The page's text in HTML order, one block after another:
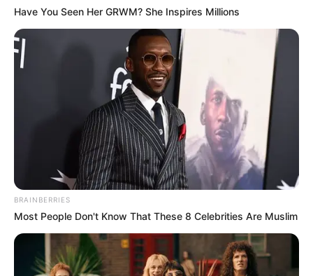
9. Ini salah satu contoh memberikan satu tema
khusus untuk catatan, warna oranye bisa
digabungkan dengan kuning
Have You Seen Her GRWM? She Inspires Millions
BRAINBERRIES
Most People Don't Know That These 8 Celebrities Are Muslim